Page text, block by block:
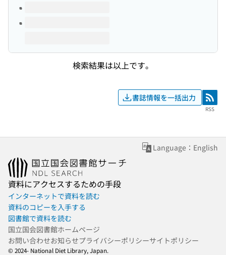
検索結果は以上です。
書誌情報を一括出力 RSS
RSS
Language：English
資料にアクセスするための手段
インターネットで資料を読む
資料のコピーを入手する
図書館で資料を読む
国立国会図書館ホームページ
お問い合わせお知らせプライバシーポリシーサイトポリシー
© 2024- National Diet Library, Japan.